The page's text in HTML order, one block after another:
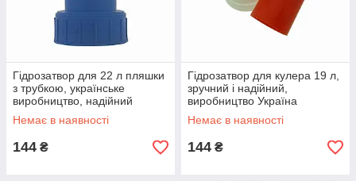
Гідрозатвор для 22 л пляшки
з трубкою, українське
виробництво, надійний
захист від забруднень
Немає в наявності
144 ₴
Гідрозатвор для кулера 19 л,
зручний і надійний,
виробництво Україна
Немає в наявності
144 ₴